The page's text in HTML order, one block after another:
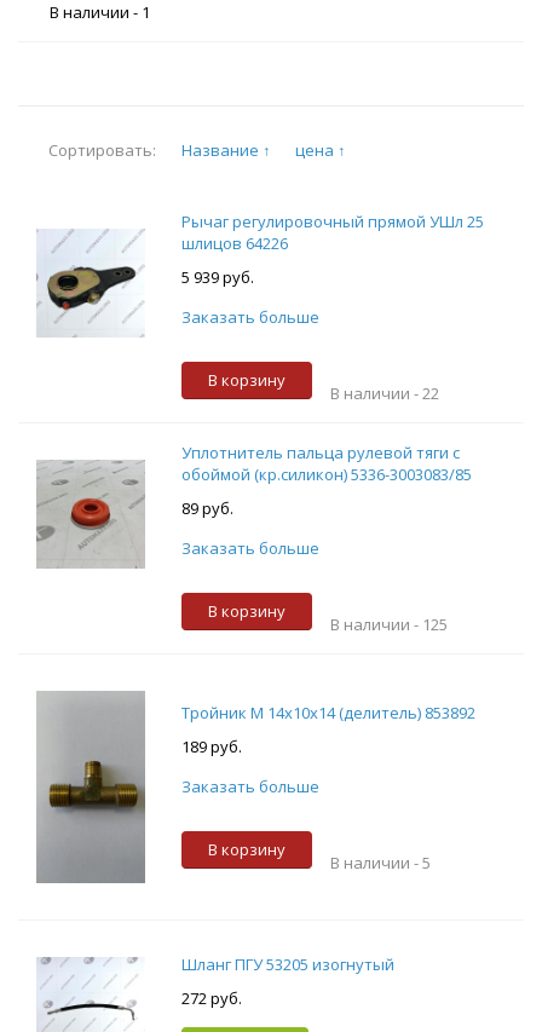
В наличии - 1
Сортировать: Название ↑ цена ↑
Рычаг регулировочный прямой УШл 25
шлицов 64226
5 939 руб.
Заказать больше
В корзину
В наличии -22
Уплотнитель пальца рулевой тяги с
обоймой (кр.силикон) 5336-3003083/85
89 руб.
Заказать больше
В корзину
В наличии - 125
Тройник М 14х10х14 (делитель) 853892
189 руб.
Заказать больше
В корзину
В наличии -5
Шланг ПГУ 53205 изогнутый
272 руб.